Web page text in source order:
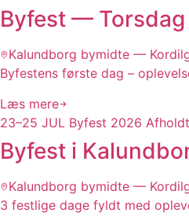
Byfest — Torsdag
Kalundborg bymidte —
Byfestens første dag –
Læs mere
23–25 JUL Byfest 2026 Afholdt
Byfest i
Kalundborg bymidte —
3 festlige dage fyldt med